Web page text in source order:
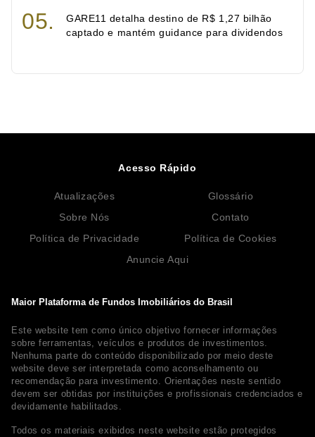
GARE11 detalha destino de R$ 1,27 bilhão
captado e mantém guidance para dividendos
Maior Plataforma de Fundos Imobiliários do Brasil
Este website tem como único objetivo fornecer informações
sobre ferramentas, veículos e produtos de investimentos.
Nenhuma parte do conteúdo disponibilizado por meio deste
website deve ser interpretada como aconselhamento ou
recomendação para investimento. Orientações neste sentido
devem ser obtidas por instituições e profissionais credenciados e
devidamente habilitados.
Todos os materiais exibidos neste website estão protegidos
Acesso Rápido
Atualizações
Glossário
Sobre Nós
Contato
Política de Privacidade
Política de Cookies
Anuncie Aqui